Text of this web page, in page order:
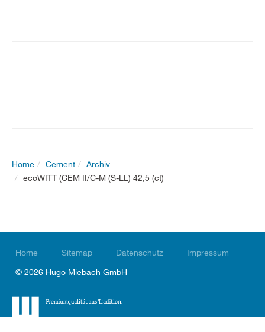
Home Cement
Archiv
ecoWITT (CEM II/C-M (S-LL) 42,5 (ct)
Home Sitemap Datenschutz
Impressum
© 2026 Hugo Miebach GmbH